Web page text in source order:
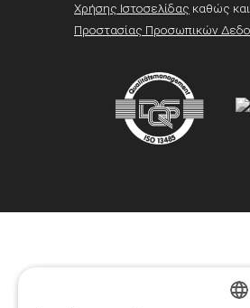
Χρήσης Ιστοσελίδας καθώς
Προστασίας Προσωπικών